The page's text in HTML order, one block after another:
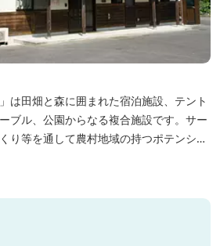
は田畑と森に囲まれた宿泊施設、テント
ブル、公園からなる複合施設です。サー
り等を通して農村地域の持つポテンシャ
かやタガメなど水生生物が生息し、初夏
ダカ池」や、約９０００本のあじさいが